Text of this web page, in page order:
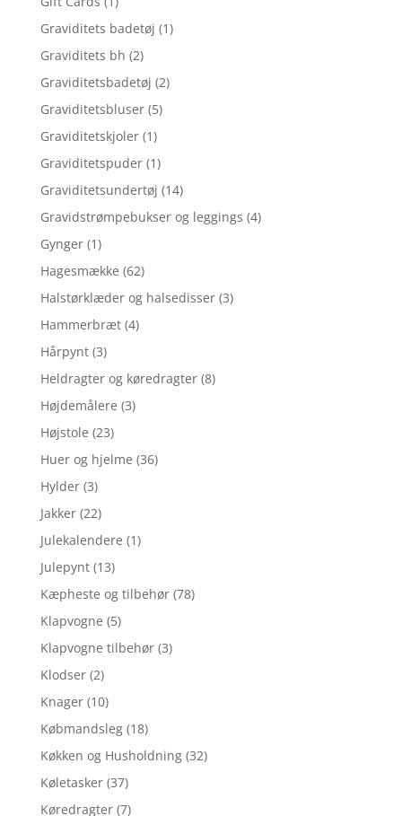
Graviditets badetøj (1)
Graviditets bh (2)
Graviditetsbadetøj (2)
Graviditetsbluser (5)
Graviditetskjoler (1)
Graviditetspuder (1)
Graviditetsundertøj (14)
Gravidstrømpebukser og leggings (4)
Gynger (1)
Hagesmække (62)
Halstørklæder og halsedisser (3)
Hammerbræt (4)
Hårpynt (3)
Heldragter og køredragter (8)
Højdemålere (3)
Højstole (23)
Huer og hjelme (36)
Hylder (3)
Jakker (22)
Julekalendere (1)
Julepynt (13)
Kæpheste og tilbehør (78)
Klapvogne (5)
Klapvogne tilbehør (3)
Klodser (2)
Knager (10)
Købmandsleg (18)
Køkken og Husholdning (32)
Køletasker (37)
Køredragter (7)